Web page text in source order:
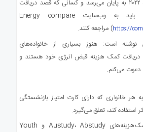
این برنامه روز ۳۱ ژانویه ۲۰۲۲ به پایان می‌رسد و کسانی که قصد دریافت
این مبلغ را دارند، باید به وب‌سایت Energy compare
(https://
نوشته است: هنوز بسیاری از خانواده‌های
دریافت کمک هزینه قبض انرژی خود هستند و
دعوت می‌کنم.
خانواری که دارای کارت امتیاز بازنشستگی
استفاده کند، تعلق می‌گیرد.
همچنین کسانی که کمک‌هزینه‌های Austudy، Abstudy و Youth